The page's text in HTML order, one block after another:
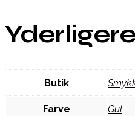
Butik
Farve Gul